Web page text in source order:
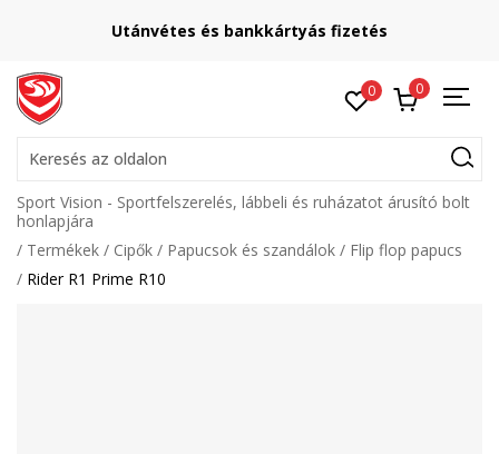
Utánvétes és bankkártyás fizetés
0 0
Keresés az oldalon
Sport Vision - Sportfelszerelés, lábbeli és ruházatot árusító bolt
honlapjára
Termékek
Cipők Papucsok és szandálok
Flip flop papucs
Rider R1 Prime R10